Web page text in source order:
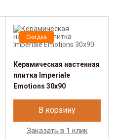
Скидка
Керамическая настенная
плитка Imperiale
Emotions 30x90
В корзину
Заказать в 1 клик